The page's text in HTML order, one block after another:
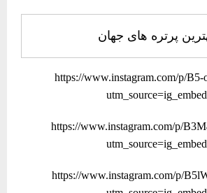
پرتره های جهان
https://www.instagram.com/p/
utm_source=ig_embed
https://www.instagram.com/p/
utm_source=ig_embed
https://www.instagram.com/p/